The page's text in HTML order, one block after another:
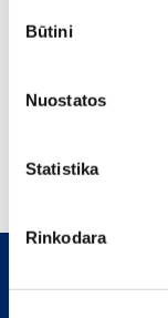
pasirinkimas
Būtini
Nuostatos
Statistika
Rinkodara